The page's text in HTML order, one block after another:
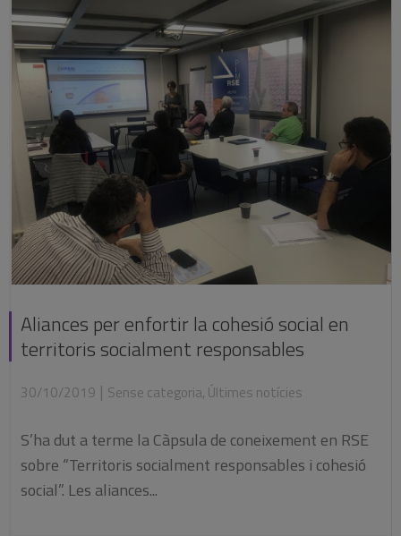
Aliances per enfortir la cohesió social en
territoris socialment responsables
30/10/2019 | Sense categoria, Últimes notícies
S’ha dut a terme la Càpsula de coneixement en RSE
sobre “Territoris socialment responsables i cohesió
social”. Les aliances...